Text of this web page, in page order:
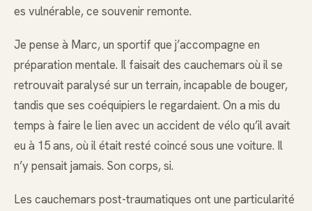
es vulnérable, ce souvenir remonte.
Je pense à Marc, un sportif que j’accompagne en
préparation mentale. Il faisait des cauchemars où il se
retrouvait paralysé sur un terrain, incapable de bouger,
tandis que ses coéquipiers le regardaient. On a mis du
temps à faire le lien avec un accident de vélo qu’il avait
eu à 15 ans, où il était resté coincé sous une voiture. Il
n’y pensait jamais. Son corps, si.
Les cauchemars post-traumatiques ont une particularité